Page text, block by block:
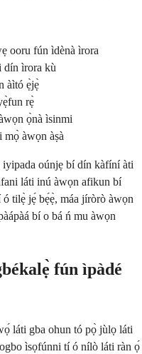
ooru fún ìdènà ìrora
dín ìrora kù
àìtó ẹ̀jẹ̀
rẹ̀
ọ̀nà ìsinmi
mọ̀ àwọn àṣà
oúnjẹ bí dín kàfíní àti
láti inú àwọn afikun bí
tilẹ̀ jẹ́ bẹ́ẹ̀, máa jíròrò àwọn
bí o bá ń mu àwọn
fún ìpàdé
láti gba ohun tó pọ̀ jùlọ láti
ìsọfúnni tí ó nílò láti ràn ọ́